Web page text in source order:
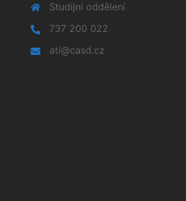
Studijní oddělení
737 200 022
ati@casd.cz